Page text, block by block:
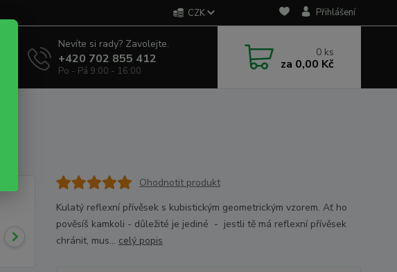
CZK Přihlášení
Nevíte si rady? Zavolejte.
+420 702 855 412
Po - Pá 9:00 - 16:00
0 ks
za 0,00 Kč
Ohodnotit produkt
Kulatý reflexní přívěsek s kubistickým geometrickým vzorem. Ať ho
pověsíš kamkoli - důležité je jediné - jestli tě má reflexní přívěsek
chránit, mus... celý popis